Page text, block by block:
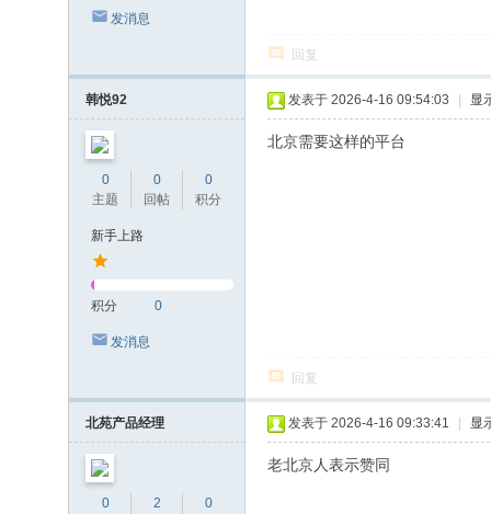
发消息
回复
韩悦92
0
主题
0
回帖
0
积分
新手上路
积分 0
发消息
发表于 2026-4-16 09:54:03 显
北京需要这样的平台
回复
北苑产品经理
0
2
0
发表于 2026-4-16 09:33:41 显
老北京人表示赞同